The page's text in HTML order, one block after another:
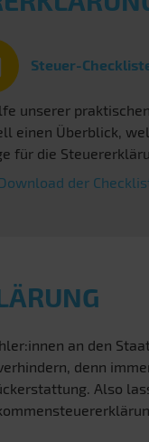
Steuer-
unserer
einen Überblick,
für die
der
an den
denn
Also